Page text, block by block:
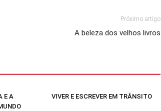
Próximo artigo
A beleza dos velhos livros
E A
VIVER E ESCREVER EM TRÂNSITO